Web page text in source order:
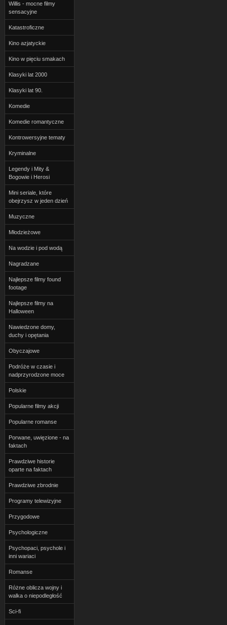
Willis - mocne filmy
sensacyjne
Katastroficzne
Kino azjatyckie
Kino w pięciu smakach
Klasyki lat 2000
Klasyki lat 90.
Komedie
Komedie romantyczne
Kontrowersyjne tematy
Kryminalne
Legendy i Mity &
Bogowie i Herosi
Mini seriale, które
obejrzysz w jeden dzień
Muzyczne
Młodzieżowe
Na wodzie i pod wodą
Nagradzane
Najlepsze filmy found
footage
Najlepsze filmy na
Halloween
Nawiedzone domy,
duchy i opętania
Obyczajowe
Podróże w czasie i
nadprzyrodzone moce
Polskie
Popularne filmy akcji
Popularne romanse
Porwane, uwięzione - na
faktach
Prawdziwe historie
oparte na faktach
Prawdziwe zbrodnie
Programy telewizyjne
Przygodowe
Psychologiczne
Psychopaci, psychole i
inni wariaci
Romanse
Różne oblicza wojny i
walka o niepodległość
Sci-fi